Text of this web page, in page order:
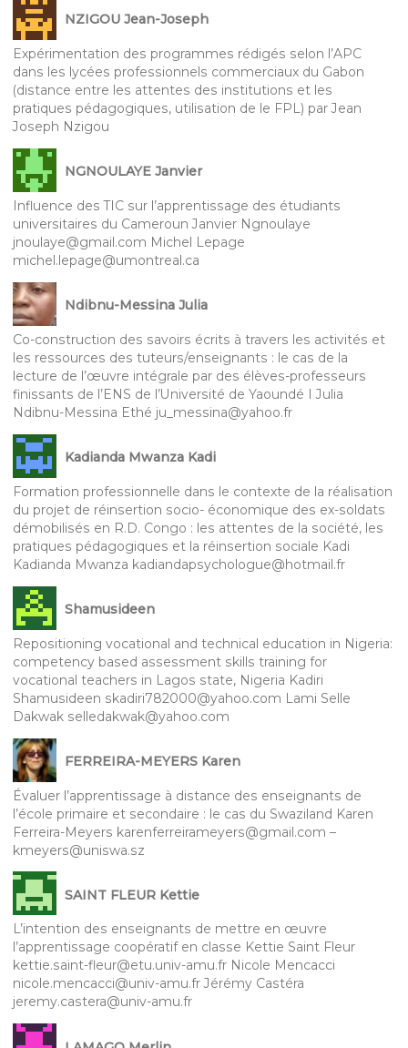
NZIGOU Jean-Joseph
Expérimentation des programmes rédigés selon l’APC
dans les lycées professionnels commerciaux du Gabon
(distance entre les attentes des institutions et les
pratiques pédagogiques, utilisation de le FPL) par Jean
Joseph Nzigou
NGNOULAYE Janvier
Influence des TIC sur l’apprentissage des étudiants
universitaires du Cameroun Janvier Ngnoulaye
jnoulaye@gmail.com Michel Lepage
michel.lepage@umontreal.ca
Ndibnu-Messina Julia
Co-construction des savoirs écrits à travers les activités et
les ressources des tuteurs/enseignants : le cas de la
lecture de l’œuvre intégrale par des élèves-professeurs
finissants de l’ENS de l’Université de Yaoundé I Julia
Ndibnu-Messina Ethé ju_messina@yahoo.fr
Kadianda Mwanza Kadi
Formation professionnelle dans le contexte de la réalisation
du projet de réinsertion socio- économique des ex-soldats
démobilisés en R.D. Congo : les attentes de la société, les
pratiques pédagogiques et la réinsertion sociale Kadi
Kadianda Mwanza kadiandapsychologue@hotmail.fr
Shamusideen
Repositioning vocational and technical education in Nigeria:
competency based assessment skills training for
vocational teachers in Lagos state, Nigeria Kadiri
Shamusideen skadiri782000@yahoo.com Lami Selle
Dakwak selledakwak@yahoo.com
FERREIRA-MEYERS Karen
Évaluer l’apprentissage à distance des enseignants de
l’école primaire et secondaire : le cas du Swaziland Karen
Ferreira-Meyers karenferreirameyers@gmail.com –
kmeyers@uniswa.sz
SAINT FLEUR Kettie
L’intention des enseignants de mettre en œuvre
l’apprentissage coopératif en classe Kettie Saint Fleur
kettie.saint-fleur@etu.univ-amu.fr Nicole Mencacci
nicole.mencacci@univ-amu.fr Jérémy Castéra
jeremy.castera@univ-amu.fr